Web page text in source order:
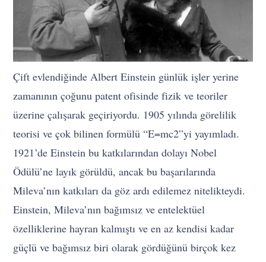
Çift evlendiğinde Albert Einstein günlük işler yerine
zamanının çoğunu patent ofisinde fizik ve teoriler
üzerine çalışarak geçiriyordu. 1905 yılında görelilik
teorisi ve çok bilinen formülü “E=mc2”yi yayımladı.
1921’de Einstein bu katkılarından dolayı Nobel
Ödülü’ne layık görüldü, ancak bu başarılarında
Mileva’nın katkıları da göz ardı edilemez nitelikteydi.
Einstein, Mileva’nın bağımsız ve entelektüel
özelliklerine hayran kalmıştı ve en az kendisi kadar
güçlü ve bağımsız biri olarak gördüğünü birçok kez